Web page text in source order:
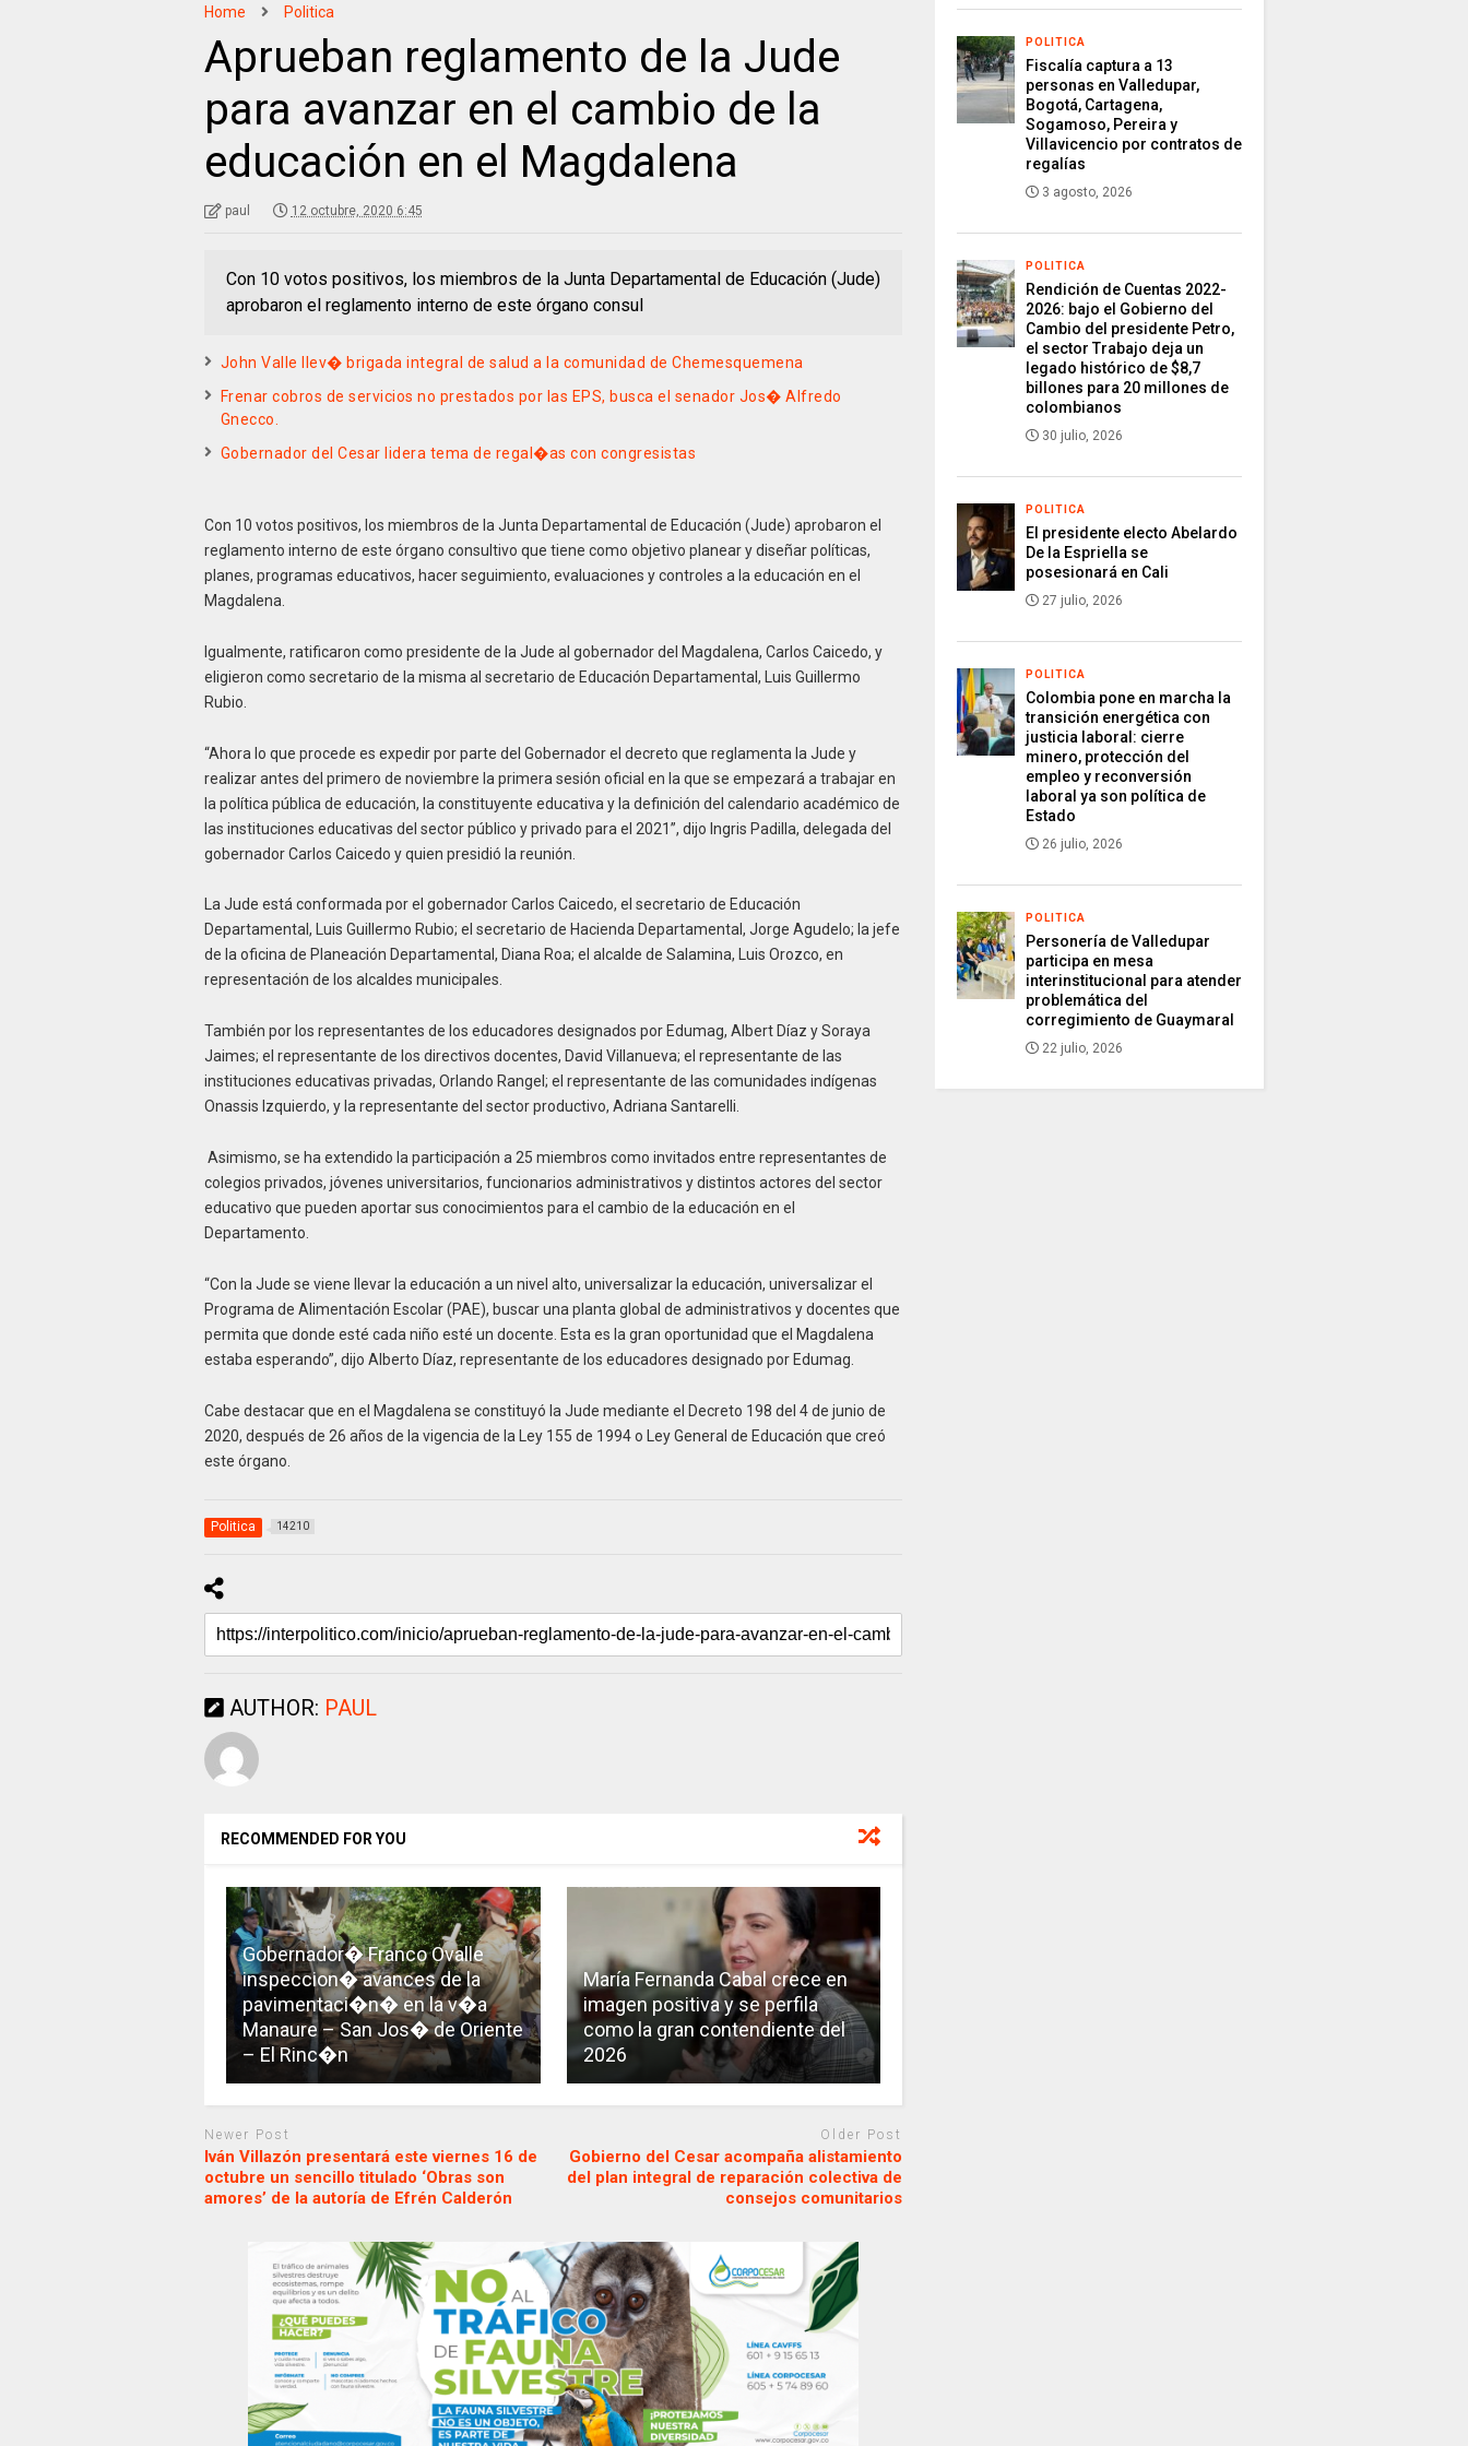
Home Politica
Aprueban reglamento de la Jude
para avanzar en el cambio de la
educación en el Magdalena
paul 12 octubre, 2020 6:45
Con 10 votos positivos, los miembros de la Junta Departamental de Educación (Jude)
aprobaron el reglamento interno de este órgano consul
John Valle llev� brigada integral de salud a la comunidad de Chemesquemena
Frenar cobros de servicios no prestados por las EPS, busca el senador Jos� Alfredo
Gnecco.
Gobernador del Cesar lidera tema de regal�as con congresistas
Con 10 votos positivos, los miembros de la Junta Departamental de Educación (Jude) aprobaron el
reglamento interno de este órgano consultivo que tiene como objetivo planear y diseñar políticas,
planes, programas educativos, hacer seguimiento, evaluaciones y controles a la educación en el
Magdalena.
Igualmente, ratificaron como presidente de la Jude al gobernador del Magdalena, Carlos Caicedo, y
eligieron como secretario de la misma al secretario de Educación Departamental, Luis Guillermo
Rubio.
“Ahora lo que procede es expedir por parte del Gobernador el decreto que reglamenta la Jude y
realizar antes del primero de noviembre la primera sesión oficial en la que se empezará a trabajar en
la política pública de educación, la constituyente educativa y la definición del calendario académico de
las instituciones educativas del sector público y privado para el 2021”, dijo Ingris Padilla, delegada del
gobernador Carlos Caicedo y quien presidió la reunión.
La Jude está conformada por el gobernador Carlos Caicedo, el secretario de Educación
Departamental, Luis Guillermo Rubio; el secretario de Hacienda Departamental, Jorge Agudelo; la jefe
de la oficina de Planeación Departamental, Diana Roa; el alcalde de Salamina, Luis Orozco, en
representación de los alcaldes municipales.
También por los representantes de los educadores designados por Edumag, Albert Díaz y Soraya
Jaimes; el representante de los directivos docentes, David Villanueva; el representante de las
instituciones educativas privadas, Orlando Rangel; el representante de las comunidades indígenas
Onassis Izquierdo, y la representante del sector productivo, Adriana Santarelli.
Asimismo, se ha extendido la participación a 25 miembros como invitados entre representantes de
colegios privados, jóvenes universitarios, funcionarios administrativos y distintos actores del sector
educativo que pueden aportar sus conocimientos para el cambio de la educación en el
Departamento.
“Con la Jude se viene llevar la educación a un nivel alto, universalizar la educación, universalizar el
Programa de Alimentación Escolar (PAE), buscar una planta global de administrativos y docentes que
permita que donde esté cada niño esté un docente. Esta es la gran oportunidad que el Magdalena
estaba esperando”, dijo Alberto Díaz, representante de los educadores designado por Edumag.
Cabe destacar que en el Magdalena se constituyó la Jude mediante el Decreto 198 del 4 de junio de
2020, después de 26 años de la vigencia de la Ley 155 de 1994 o Ley General de Educación que creó
este órgano.
Politica 14210
AUTHOR: PAUL
RECOMMENDED FOR YOU
Gobernador� Franco Ovalle
inspeccion� avances de la
pavimentaci�n� en la v�a
Manaure – San Jos� de Oriente
– El Rinc�n
María Fernanda Cabal crece en
imagen positiva y se perfila
como la gran contendiente del
2026
Newer Post
Iván Villazón presentará este viernes 16 de
octubre un sencillo titulado ‘Obras son
amores’ de la autoría de Efrén Calderón
Older Post
Gobierno del Cesar acompaña alistamiento
del plan integral de reparación colectiva de
consejos comunitarios
POLITICA
Fiscalía captura a 13
personas en Valledupar,
Bogotá, Cartagena,
Sogamoso, Pereira y
Villavicencio por contratos de
regalías
3 agosto, 2026
POLITICA
Rendición de Cuentas 2022-
2026: bajo el Gobierno del
Cambio del presidente Petro,
el sector Trabajo deja un
legado histórico de $8,7
billones para 20 millones de
colombianos
30 julio, 2026
POLITICA
El presidente electo Abelardo
De la Espriella se
posesionará en Cali
27 julio, 2026
POLITICA
Colombia pone en marcha la
transición energética con
justicia laboral: cierre
minero, protección del
empleo y reconversión
laboral ya son política de
Estado
26 julio, 2026
POLITICA
Personería de Valledupar
participa en mesa
interinstitucional para atender
problemática del
corregimiento de Guaymaral
22 julio, 2026